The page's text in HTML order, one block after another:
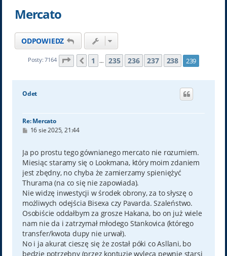
Mercato
ODPOWIEDZ
Posty: 7164 Strona 239 z239
Poprzednia
1 … 235 236 237 238 239
Odet
Re: Mercato
P16 sie 2025, 21:44
Ja po prostu tego gównianego mercato nie rozumiem.
Miesiąc staramy się o Lookmana, który moim zdaniem
jest zbędny, no chyba że zamierzamy spieniężyć
Thurama (na co się nie zapowiada).
Nie widzę inwestycji w środek obrony, za to słyszę o
możliwych odejścia Bisexa czy Pavarda. Szaleństwo.
Osobiście oddałbym za grosze Hakana, bo on już wiele
nam nie da i zatrzymał młodego Stankovica (którego
transfer/kwota dupy nie urwał).
No i ja akurat cieszę się że został póki co Asllani, bo
będzie potrzebny (przez kontuzje wylecą pewnie starsi